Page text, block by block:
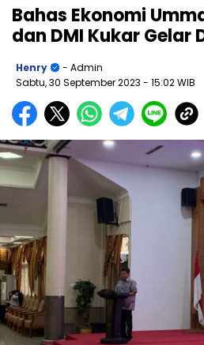
Bahas Ekonomi
dan DMI Kukar
Henry
- Admin
Sabtu, 30 September 2023 - 15:02 WIB